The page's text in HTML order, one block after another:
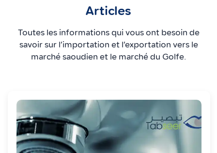
Articles
Toutes les informations qui vous ont besoin de
savoir sur l’importation et l’exportation vers le
marché saoudien et le marché du Golfe.